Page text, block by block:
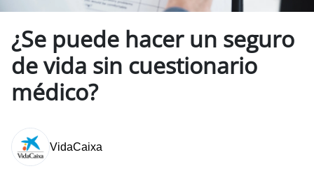
¿Se puede hacer un seguro
de vida sin cuestionario
médico?
VidaCaixa